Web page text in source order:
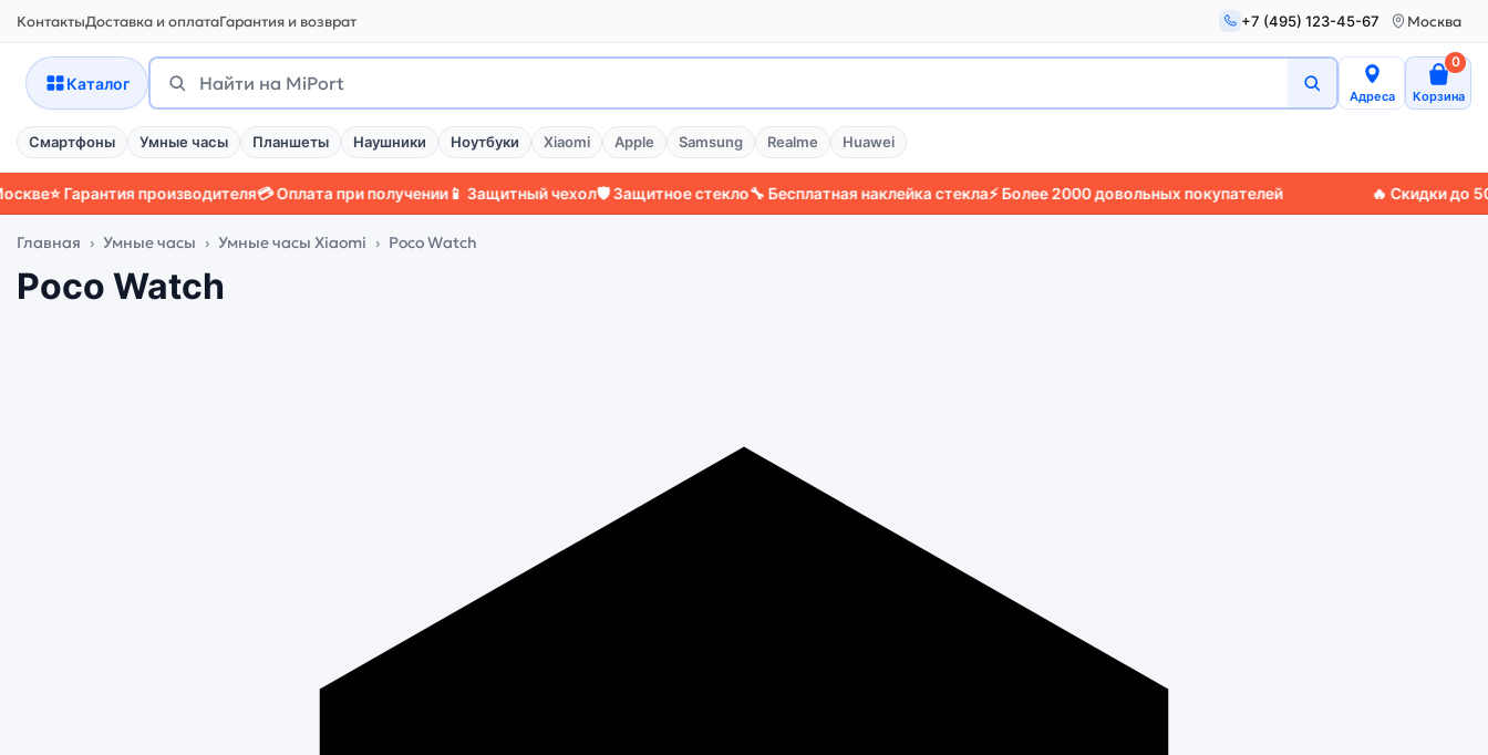
КонтактыДоставка и оплатаГарантия и возврат +7 (495) 123-45-67 Москва
Каталог
Поиск
Найти
Адреса Корзина
0
Смартфоны Умные часы Планшеты Наушники Ноутбуки Xiaomi Apple Samsung Realme Huawei
Гарантия производителя💳 Оплата при получении📱 Защитный чехол🛡️ Защитное стекло🔧 Бесплатная наклейка стекла ⚡ Более 2000 довольных покупателей 🔥 Скидки до 50%🚚
Главная Умные часы Умные часы Xiaomi Poco Watch
Poco Watch